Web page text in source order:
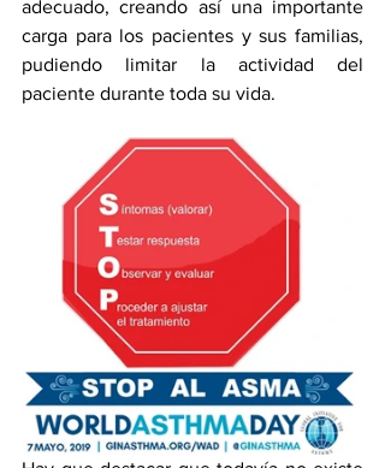
adecuado, creando así una importante
carga para los pacientes y sus familias,
pudiendo limitar la actividad del
paciente durante toda su vida.